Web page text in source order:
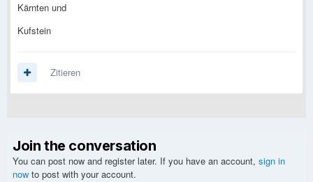
Kärnten und
Kufstein
Zitieren
Join the conversation
You can post now and register later. If you have an account, sign in
now to post with your account.